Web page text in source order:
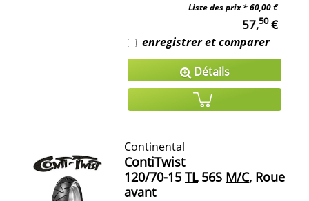
Liste des prix *60,00 €
57,50€
enregistrer et comparer
Détails
Continental
ContiTwist
120/70-15 TL56S M/C, Roue
avant